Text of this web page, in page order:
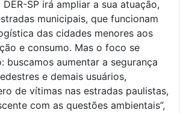
SP irá ampliar a sua atuação,
municipais, que funcionam
das cidades menores aos
e consumo. Mas o foco se
buscamos aumentar a segurança
e demais usuários,
de vítimas nas estradas paulistas,
com as questões ambientais”,